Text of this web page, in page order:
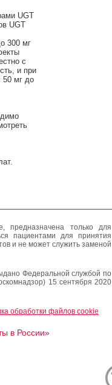
UGT
UGT
300 мг
с
и при
50 мг до
предназначена только для
пациентами для принятия
и не может служить заменой
Федеральной службой по
15 сентября 2020
обработки файлов cookie
в России»